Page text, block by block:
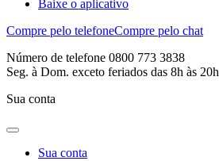
Baixe o aplicativo
Compre pelo telefoneCompre pelo chat
Número de telefone 0800 773 3838
Seg. à Dom. exceto feriados das 8h às 20h
Sua conta
Sua conta